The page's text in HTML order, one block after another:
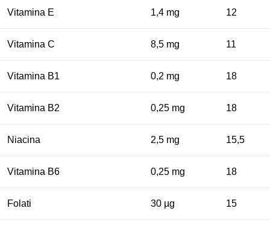
Vitamina E 1,4 mg 12
Vitamina C 8,5 mg 11
Vitamina B1 0,2 mg 18
Vitamina B2 0,25 mg 18
Niacina 2,5 mg 15,5
Vitamina B6 0,25 mg 18
Folati 30 µg 15